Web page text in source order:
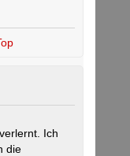
Ich
die